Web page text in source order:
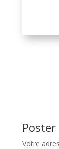
Votre